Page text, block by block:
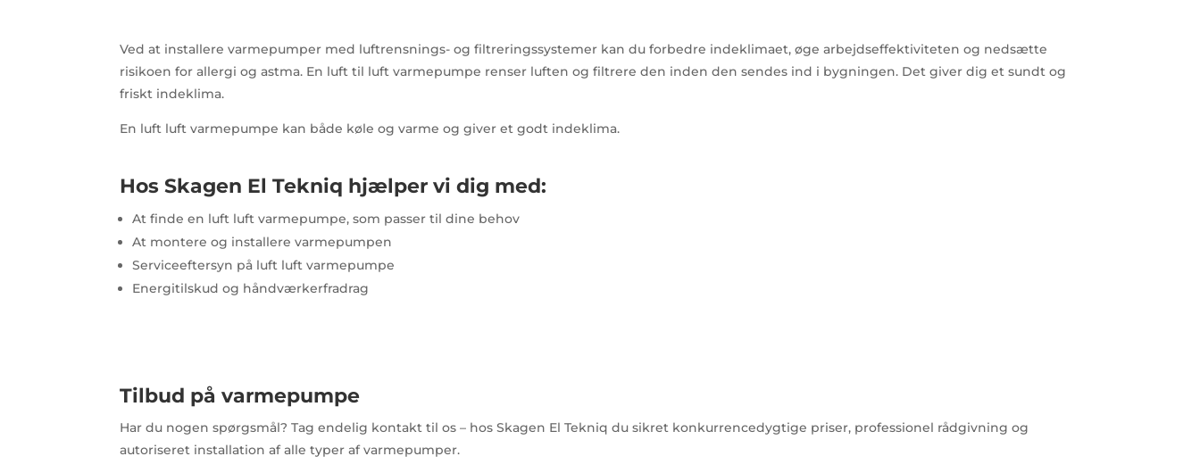
Ved at installere varmepumper med luftrensnings- og filtreringssystemer kan du forbedre indeklimaet, øge arbejdseffektiviteten og nedsætte
risikoen for allergi og astma. En luft til luft varmepumpe renser luften og filtrere den inden den sendes ind i bygningen. Det giver dig et sundt og
friskt indeklima.
En luft luft varmepumpe kan både køle og varme og giver et godt indeklima.
Hos Skagen El Tekniq hjælper vi dig med:
At finde en luft luft varmepumpe, som passer til dine behov
At montere og installere varmepumpen
Serviceeftersyn på luft luft varmepumpe
Energitilskud og håndværkerfradrag
Tilbud på varmepumpe
Har du nogen spørgsmål? Tag endelig kontakt til os – hos Skagen El Tekniq du sikret konkurrencedygtige priser, professionel rådgivning og
autoriseret installation af alle typer af varmepumper.